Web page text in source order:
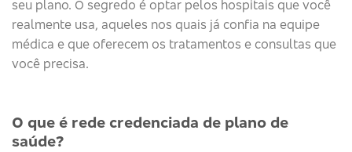
seu plano. O segredo é optar pelos hospitais que você
realmente usa, aqueles nos quais já confia na equipe
médica e que oferecem os tratamentos e consultas que
você precisa.
O que é rede credenciada de plano de
saúde?